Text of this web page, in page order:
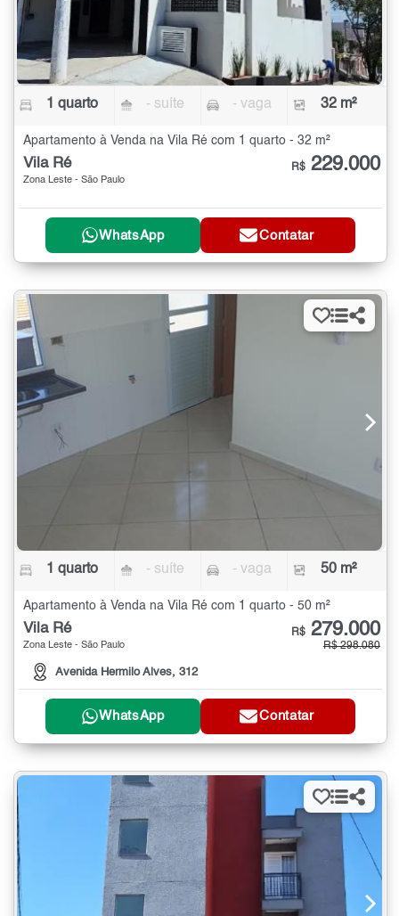
1 quarto - suíte - vaga 32 m²
Apartamento à Venda na Vila Ré com 1 quarto - 32 m²
Vila Ré
Zona Leste - São Paulo
R$ 229.000
WhatsApp Contatar
1 quarto - suíte - vaga 50 m²
Apartamento à Venda na Vila Ré com 1 quarto - 50 m²
Vila Ré
Zona Leste - São Paulo
Avenida Hermilo Alves, 312
R$ 279.000
R$ 298.080
WhatsApp Contatar